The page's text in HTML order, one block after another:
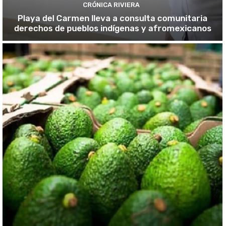
CRÓNICA RIVIERA
Playa del Carmen lleva a consulta comunitaria
derechos de pueblos indígenas y afromexicanos